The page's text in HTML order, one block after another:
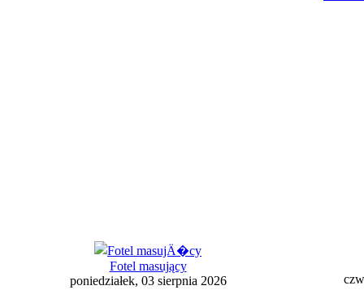
Fotel masujący
poniedziałek, 03 sierpnia 2026